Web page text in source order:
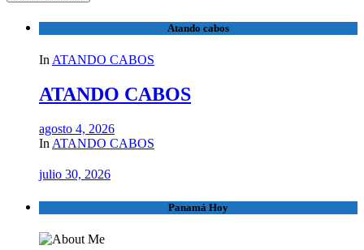
Atando cabos
In ATANDO CABOS
ATANDO CABOS
agosto 4, 2026
In ATANDO CABOS
julio 30, 2026
Panamá Hoy